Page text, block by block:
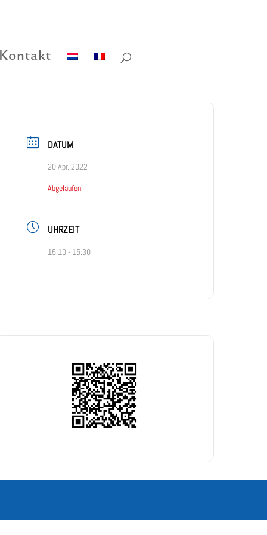
DATUM
20 Apr. 2022
Abgelaufen!
UHRZEIT
15:10 - 15:30